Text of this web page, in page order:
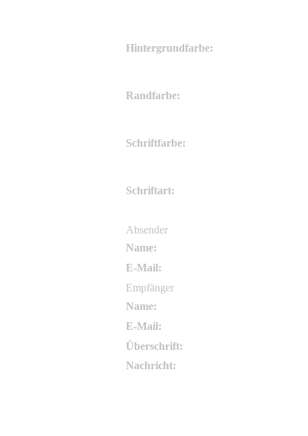
Hintergrundfarbe:
Randfarbe:
Schriftfarbe:
Schriftart:
Absender
Name:
E-Mail:
Empfänger
Name:
E-Mail:
Überschrift:
Nachricht: